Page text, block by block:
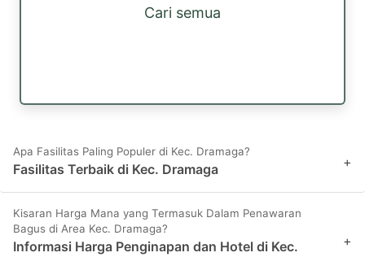
Cari semua
Apa Fasilitas Paling Populer di Kec. Dramaga?
Fasilitas Terbaik di Kec. Dramaga +
Kisaran Harga Mana yang Termasuk Dalam Penawaran
Bagus di Area Kec. Dramaga?
Informasi Harga Penginapan dan Hotel di Kec.
+